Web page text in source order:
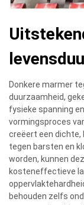
Donkere marmer
duurzaamheid,
fysieke spanning
vormingsproces
creëert een
tegen barsten en
worden, kunnen
kosteneffectieve
behouden zelfs